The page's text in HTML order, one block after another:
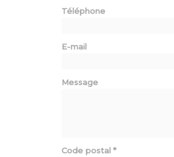
Téléphone
E-mail
Message
Code postal *